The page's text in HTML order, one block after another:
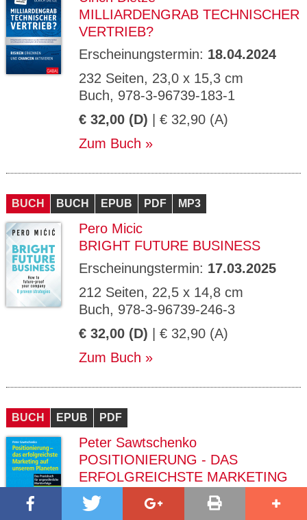
MILLIARDENGRAB TECHNISCHER
VERTRIEB?
Erscheinungstermin: 18.04.2024
232 Seiten, 23,0 x 15,3 cm
Buch, 978-3-96739-183-1
€ 32,00 (D) | € 32,90 (A)
Zum Buch
BUCH BUCH EPUB PDF MP3
Pero Micic
BRIGHT FUTURE BUSINESS
Erscheinungstermin: 17.03.2025
212 Seiten, 22,5 x 14,8 cm
Buch, 978-3-96739-246-3
€ 32,00 (D) | € 32,90 (A)
Zum Buch
BUCH EPUB PDF
Peter Sawtschenko
POSITIONIERUNG - DAS
ERFOLGREICHSTE MARKETING
AUF UNSEREM PLANETEN